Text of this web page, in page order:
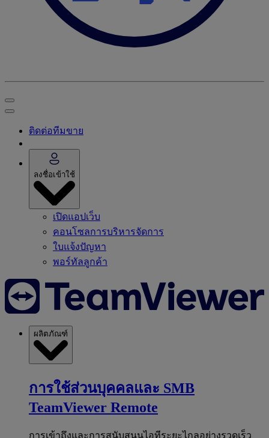
ติดต่อทีมขาย
ลงชื่อเข้าใช้
เปิดแอปเว็บ
คอนโซลการบริหารจัดการ
ใบแจ้งปัญหา
พอร์ทัลลูกค้า
ผลิตภัณฑ์
การใช้ส่วนบุคคลและ SMB
TeamViewer Remote
การเข้าถึงและการสนับสนุนไอทีระยะไกลอย่างรวดเร็ว